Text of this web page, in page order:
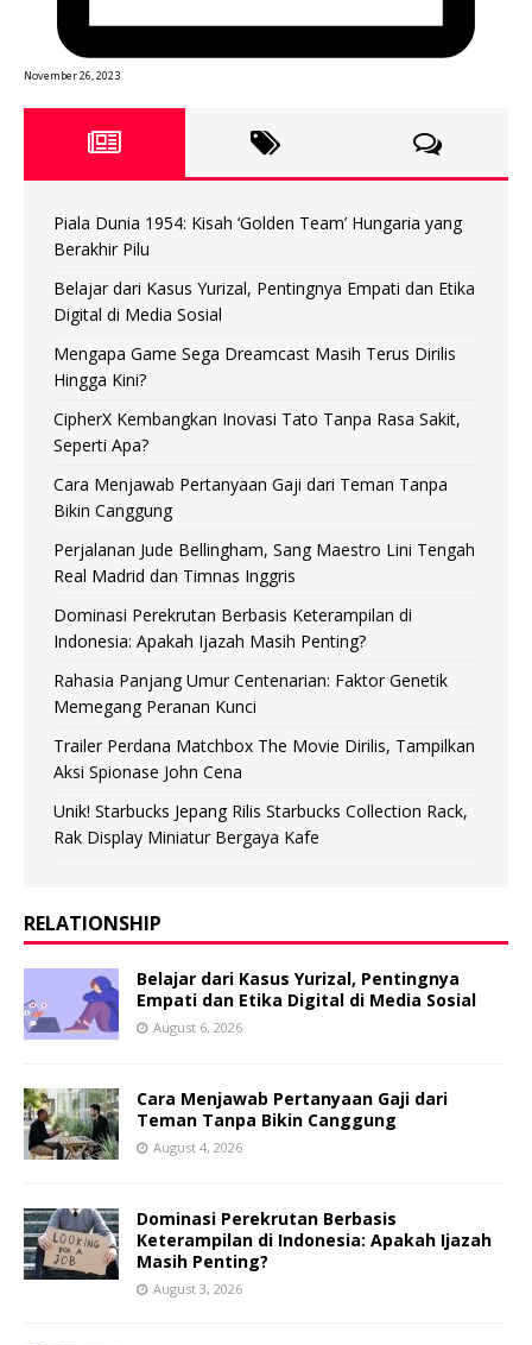
November 26, 2023
Piala Dunia 1954: Kisah ‘Golden Team’ Hungaria yang
Berakhir Pilu
Belajar dari Kasus Yurizal, Pentingnya Empati dan Etika
Digital di Media Sosial
Mengapa Game Sega Dreamcast Masih Terus Dirilis
Hingga Kini?
CipherX Kembangkan Inovasi Tato Tanpa Rasa Sakit,
Seperti Apa?
Cara Menjawab Pertanyaan Gaji dari Teman Tanpa
Bikin Canggung
Perjalanan Jude Bellingham, Sang Maestro Lini Tengah
Real Madrid dan Timnas Inggris
Dominasi Perekrutan Berbasis Keterampilan di
Indonesia: Apakah Ijazah Masih Penting?
Rahasia Panjang Umur Centenarian: Faktor Genetik
Memegang Peranan Kunci
Trailer Perdana Matchbox The Movie Dirilis, Tampilkan
Aksi Spionase John Cena
Unik! Starbucks Jepang Rilis Starbucks Collection Rack,
Rak Display Miniatur Bergaya Kafe
RELATIONSHIP
Belajar dari Kasus Yurizal, Pentingnya
Empati dan Etika Digital di Media Sosial
August 6, 2026
Cara Menjawab Pertanyaan Gaji dari
Teman Tanpa Bikin Canggung
August 4, 2026
Dominasi Perekrutan Berbasis
Keterampilan di Indonesia: Apakah Ijazah
Masih Penting?
August 3, 2026